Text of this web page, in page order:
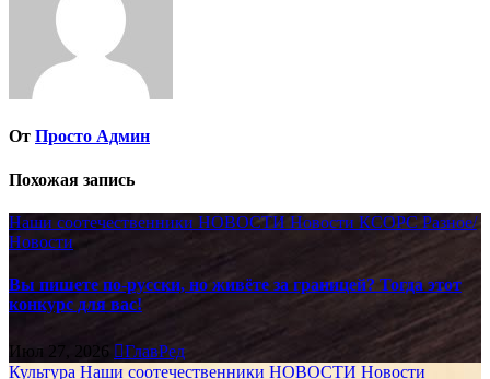
От Просто Админ
Похожая запись
Наши соотечественники НОВОСТИ Новости КСОРС Разное/
Новости
Вы пишете по-русски, но живёте за границей? Тогда этот
конкурс для вас!
Июл 27, 2026
ГлавРед
Культура Наши соотечественники НОВОСТИ Новости